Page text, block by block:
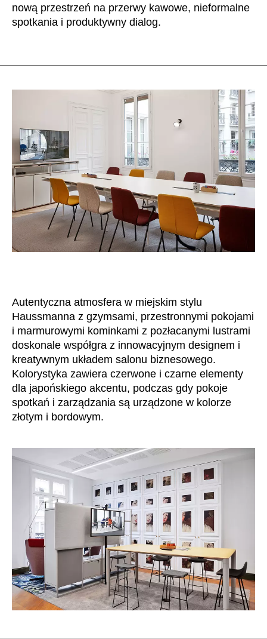
Wielka Brytania(GB)
Wybrzeże Kości Słoniowej(CI)
nową przestrzeń na przerwy kawowe, nieformalne
spotkania i produktywny dialog.
Autentyczna atmosfera w miejskim stylu
Haussmanna z gzymsami, przestronnymi pokojami
i marmurowymi kominkami z pozłacanymi lustrami
doskonale współgra z innowacyjnym designem i
kreatywnym układem salonu biznesowego.
Kolorystyka zawiera czerwone i czarne elementy
dla japońskiego akcentu, podczas gdy pokoje
spotkań i zarządzania są urządzone w kolorze
złotym i bordowym.